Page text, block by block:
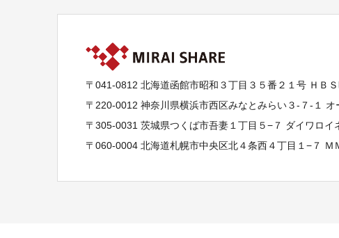
〒041-0812 北海道函館市昭和３丁目３５番２１号 ＨＢ
〒220-0012 神奈川県横浜市西区みなとみらい３-７-１
〒305-0031 茨城県つくば市吾妻１丁目５−７ ダイワロイ
〒060-0004 北海道札幌市中央区北４条西４丁目１−７ Ｍ